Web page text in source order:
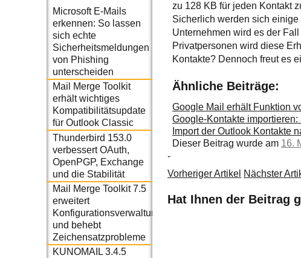
Microsoft E-Mails
erkennen: So lassen
sich echte
Sicherheitsmeldungen
von Phishing
unterscheiden
Mail Merge Toolkit
erhält wichtiges
Kompatibilitätsupdate
für Outlook Classic
Thunderbird 153.0
verbessert OAuth,
OpenPGP, Exchange
und die Stabilität
Mail Merge Toolkit 7.5
erweitert
Konfigurationsverwaltung
und behebt
Zeichensatzprobleme
KUNOMAIL 3.4.5
zu 128 KB für jeden Kontakt
Sicherlich werden sich
Unternehmen wird es der
Privatpersonen wird diese
Kontakte? Dennoch freut es
Ähnliche Beiträge:
Google Mail erhält Funktion
Google-Kontakte importieren:
Import der Outlook Kontakte
Dieser Beitrag wurde am 16.
-
Vorheriger Artikel Nächster
Hat Ihnen der Beitrag